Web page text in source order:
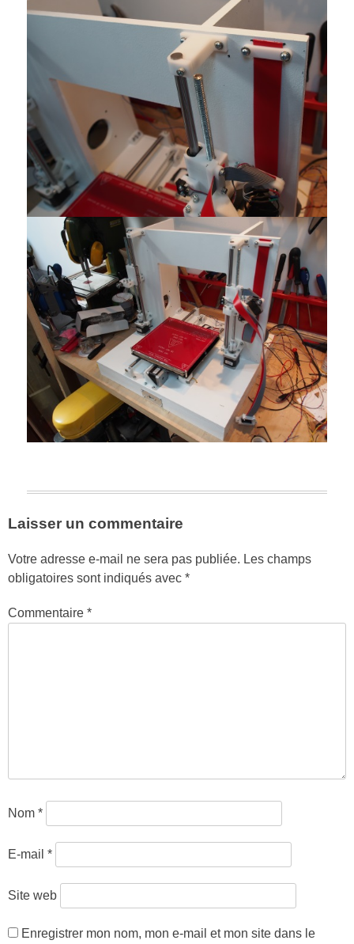
Laisser un commentaire
Votre adresse e-mail ne sera pas publiée. Les champs
obligatoires sont indiqués avec *
Commentaire *
Nom *
E-mail *
Site web
Enregistrer mon nom, mon e-mail et mon site dans le